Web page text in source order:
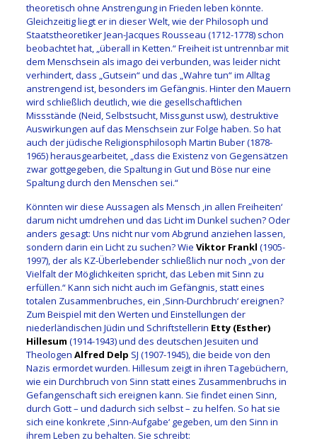
theoretisch ohne Anstrengung in Frieden leben könnte.
Gleichzeitig liegt er in dieser Welt, wie der Philosoph und
Staatstheoretiker Jean-Jacques Rousseau (1712-1778) schon
beobachtet hat, „überall in Ketten.“ Freiheit ist untrennbar mit
dem Menschsein als imago dei verbunden, was leider nicht
verhindert, dass „Gutsein“ und das „Wahre tun“ im Alltag
anstrengend ist, besonders im Gefängnis. Hinter den Mauern
wird schließlich deutlich, wie die gesellschaftlichen
Missstände (Neid, Selbstsucht, Missgunst usw), destruktive
Auswirkungen auf das Menschsein zur Folge haben. So hat
auch der jüdische Religionsphilosoph Martin Buber (1878-
1965) herausgearbeitet, „dass die Existenz von Gegensätzen
zwar gottgegeben, die Spaltung in Gut und Böse nur eine
Spaltung durch den Menschen sei.“
Könnten wir diese Aussagen als Mensch ‚in allen Freiheiten‘
darum nicht umdrehen und das Licht im Dunkel suchen? Oder
anders gesagt: Uns nicht nur vom Abgrund anziehen lassen,
sondern darin ein Licht zu suchen? Wie Viktor Frankl (1905-
1997), der als KZ-Überlebender schließlich nur noch „von der
Vielfalt der Möglichkeiten spricht, das Leben mit Sinn zu
erfüllen.“ Kann sich nicht auch im Gefängnis, statt eines
totalen Zusammenbruches, ein ‚Sinn-Durchbruch‘ ereignen?
Zum Beispiel mit den Werten und Einstellungen der
niederländischen Jüdin und Schriftstellerin Etty (Esther)
Hillesum (1914-1943) und des deutschen Jesuiten und
Theologen Alfred Delp SJ (1907-1945), die beide von den
Nazis ermordet wurden. Hillesum zeigt in ihren Tagebüchern,
wie ein Durchbruch von Sinn statt eines Zusammenbruchs in
Gefangenschaft sich ereignen kann. Sie findet einen Sinn,
durch Gott – und dadurch sich selbst – zu helfen. So hat sie
sich eine konkrete ‚Sinn-Aufgabe‘ gegeben, um den Sinn in
ihrem Leben zu behalten. Sie schreibt: